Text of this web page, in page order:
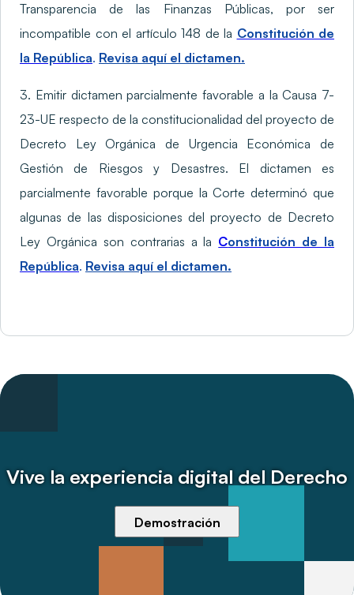
Transparencia de las Finanzas Públicas, por ser
incompatible con el artículo 148 de la Constitución de
la República. Revisa aquí el dictamen.
3. Emitir dictamen parcialmente favorable a la Causa 7-
23-UE respecto de la constitucionalidad del proyecto de
Decreto Ley Orgánica de Urgencia Económica de
Gestión de Riesgos y Desastres. El dictamen es
parcialmente favorable porque la Corte determinó que
algunas de las disposiciones del proyecto de Decreto
Ley Orgánica son contrarias a la Constitución de la
República. Revisa aquí el dictamen.
Vive la experiencia digital del Derecho
Demostración